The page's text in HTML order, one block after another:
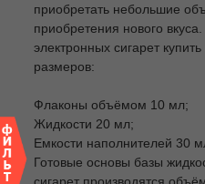
приобретать небольшие
приобретения нового
электронных сигарет
размеров:
Флаконы объёмом 10 мл;
Жидкости 20 мл;
Емкости наполнителей 30
Готовые основы базы